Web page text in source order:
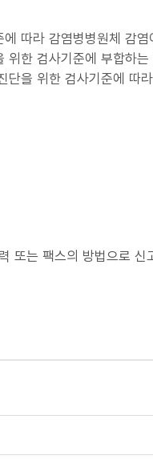
따라 감염병병원체 감
한 검사기준에 부합하
을 위한 검사기준에 따
또는 팩스의 방법으로 신